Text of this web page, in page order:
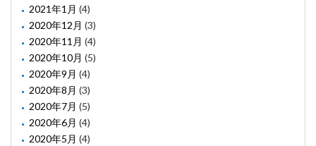
2021年1月 (4)
2020年12月 (3)
2020年11月 (4)
2020年10月 (5)
2020年9月 (4)
2020年8月 (3)
2020年7月 (5)
2020年6月 (4)
2020年5月 (4)